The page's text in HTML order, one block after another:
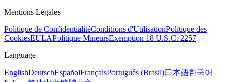
Mentions Légales
Politique de ConfidentialitéConditions d'UtilisationPolitique des
CookiesEULAPolitique MineursExemption 18 U.S.C. 2257
Language
EnglishDeutschEspañolFrançaisPortuguês (Brasil)日本語한국어